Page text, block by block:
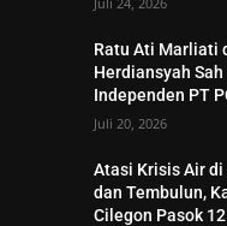
Ratu Ati Marliati
Herdiansyah
Independen PT
Juli 20, 2026
Atasi Krisis Air
dan Tembulun,
Cilegon Pasok